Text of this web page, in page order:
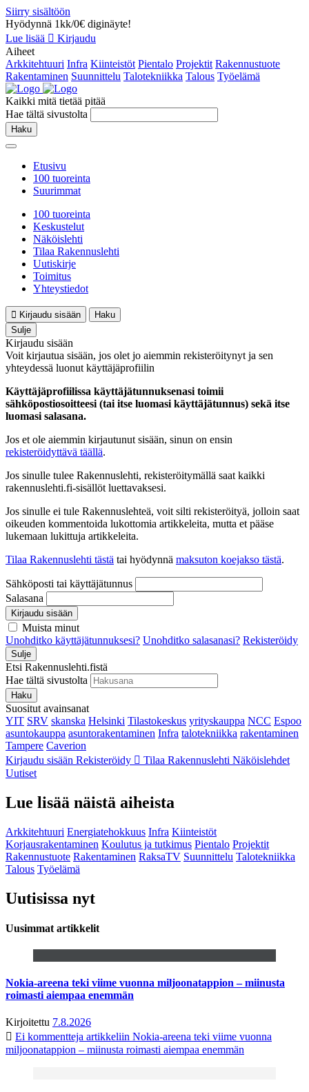
Siirry sisältöön
Hyödynnä 1kk/0€ diginäyte!
Lue lisää
Kirjaudu
Aiheet
Arkkitehtuuri Infra Kiinteistöt Pientalo Projektit Rakennustuote
Rakentaminen Suunnittelu Talotekniikka Talous Työelämä
Kaikki mitä tietää pitää
Hae tältä sivustolta
Haku
Etusivu
100 tuoreinta
Suurimmat
100 tuoreinta
Keskustelut
Näköislehti
Tilaa Rakennuslehti
Uutiskirje
Toimitus
Yhteystiedot
Kirjaudu sisään
Haku
Sulje
Kirjaudu sisään
Voit kirjautua sisään, jos olet jo aiemmin rekisteröitynyt ja sen
yhteydessä luonut käyttäjäprofiilin
Käyttäjäprofiilissa käyttäjätunnuksenasi toimii
sähköpostiosoitteesi (tai itse luomasi käyttäjätunnus) sekä itse
luomasi salasana.
Jos et ole aiemmin kirjautunut sisään, sinun on ensin
rekisteröidyttävä täällä.
Jos sinulle tulee Rakennuslehti, rekisteröitymällä saat kaikki
rakennuslehti.fi-sisällöt luettavaksesi.
Jos sinulle ei tule Rakennuslehteä, voit silti rekisteröityä, jolloin saat
oikeuden kommentoida lukottomia artikkeleita, mutta et pääse
lukemaan lukittuja artikkeleita.
Tilaa Rakennuslehti tästä tai hyödynnä maksuton koejakso tästä.
Sähköposti tai käyttäjätunnus
Salasana
Kirjaudu sisään
Muista minut
Unohditko käyttäjätunnuksesi? Unohditko salasanasi? Rekisteröidy
Sulje
Etsi Rakennuslehti.fistä
Hae tältä sivustolta
Haku
Suositut avainsanat
YIT SRV skanska Helsinki Tilastokeskus yrityskauppa NCC Espoo
asuntokauppa asuntorakentaminen Infra talotekniikka rakentaminen
Tampere Caverion
Kirjaudu sisään Rekisteröidy Tilaa Rakennuslehti Näköislehdet
Uutiset
Lue lisää näistä aiheista
Arkkitehtuuri Energiatehokkuus Infra Kiinteistöt
Korjausrakentaminen Koulutus ja tutkimus Pientalo Projektit
Rakennustuote Rakentaminen RaksaTV Suunnittelu Talotekniikka
Talous Työelämä
Uutisissa nyt
Uusimmat artikkelit
Nokia-areena teki viime vuonna miljoonatappion – miinusta
roimasti aiempaa enemmän
Kirjoitettu 7.8.2026
Ei kommentteja artikkeliin Nokia-areena teki viime vuonna
miljoonatappion – miinusta roimasti aiempaa enemmän